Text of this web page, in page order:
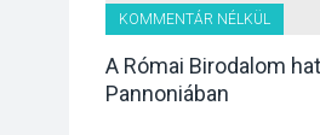
KOMMENTÁR NÉLKÜL
A Római Birodalom
Pannoniában